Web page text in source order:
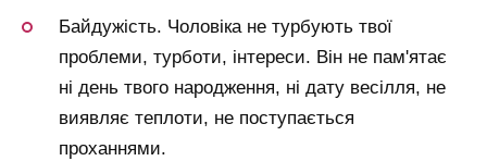
Байдужість. Чоловіка не турбують твої
проблеми, турботи, інтереси. Він не пам'ятає
ні день твого народження, ні дату весілля, не
виявляє теплоти, не поступається
проханнями.